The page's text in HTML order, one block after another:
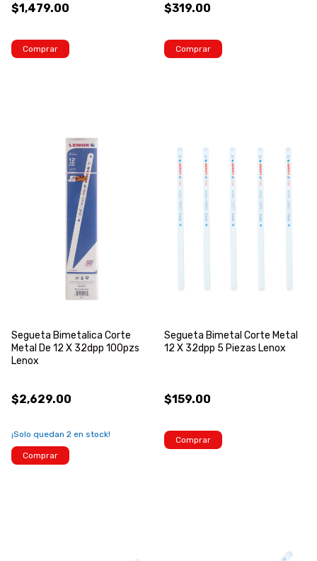
$1,479.00
Comprar
$319.00
Comprar
Segueta Bimetalica Corte
Metal De 12 X 32dpp 100pzs
Lenox
$2,629.00
¡Solo quedan 2 en stock!
Comprar
Segueta Bimetal Corte Metal
12 X 32dpp 5 Piezas Lenox
$159.00
Comprar